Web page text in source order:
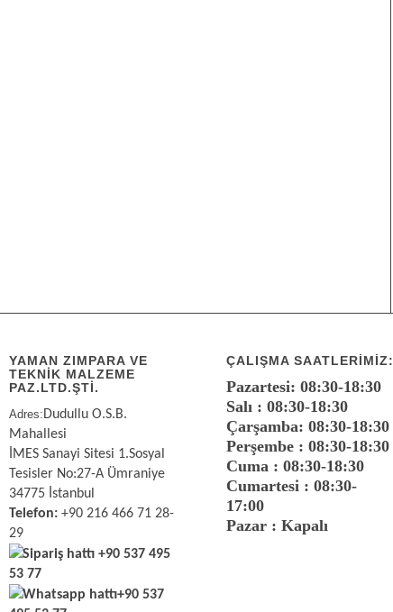
YAMAN ZIMPARA VE
TEKNİK MALZEME
PAZ.LTD.ŞTİ.
Adres: Dudullu O.S.B.
Mahallesi
İMES Sanayi Sitesi 1.Sosyal
Tesisler No:27-A Ümraniye
34775 İstanbul
Telefon: +90 216 466 71 28-
29
Sipariş hattı+90 537 495
53 77
Whatsapp hattı+90 537
ÇALIŞMA SAATLERIMIZ:
Pazartesi: 08:30-18:30
Salı : 08:30-18:30
Çarşamba: 08:30-18:30
Perşembe : 08:30-18:30
Cuma : 08:30-18:30
Cumartesi : 08:30-
17:00
Pazar : Kapalı